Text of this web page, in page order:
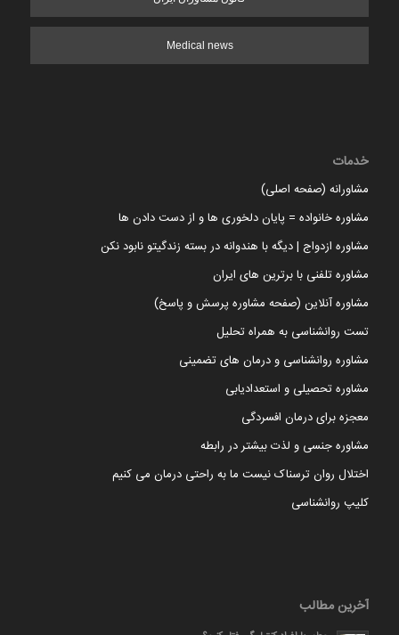
Medical news
خدمات
مشاورانه (صفحه اصلی)
مشاوره خانواده = پایان دلخوری ها و از دست دادن ها
مشاوره ازدواج | دیگه با هندوانه در بسته زندگیتو نابود نکن
مشاوره تلفنی با برترین های ایران
مشاوره آنلاین (صفحه مشاوره پرسش و پاسخ)
تست روانشناسی به همراه تحلیل
مشاوره روانشناسی و درمان های تضمینی
مشاوره تحصیلی و استعدادیابی
معجزه برای درمان افسردگی
مشاوره جنسی و لذت بیشتر در رابطه
اختلال روان ترسناک نیست ما به راحتی درمان می کنیم
کلیپ روانشناسی
آخرین مطالب